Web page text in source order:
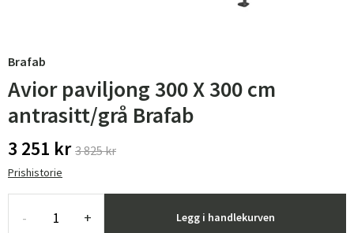
Brafab
Avior paviljong 300 X 300 cm
antrasitt/grå Brafab
3 251 kr 3 825 kr
Prishistorie
- + Legg i handlekurven